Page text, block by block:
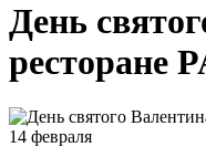
День
ресторане
14 февраля